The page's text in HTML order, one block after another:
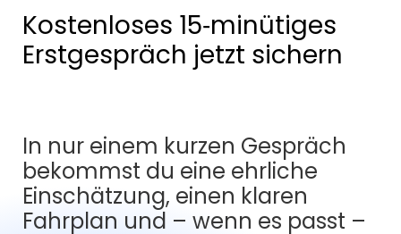
Kostenloses 15‑minütiges
Erstgespräch jetzt sichern
In nur einem kurzen Gespräch
bekommst du eine ehrliche
Einschätzung, einen klaren
Fahrplan und – wenn es passt –